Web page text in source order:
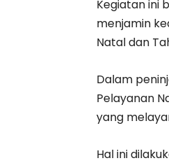
Kegiatan ini
menjamin
Natal dan
Dalam
Pelayanan
yang
Hal ini